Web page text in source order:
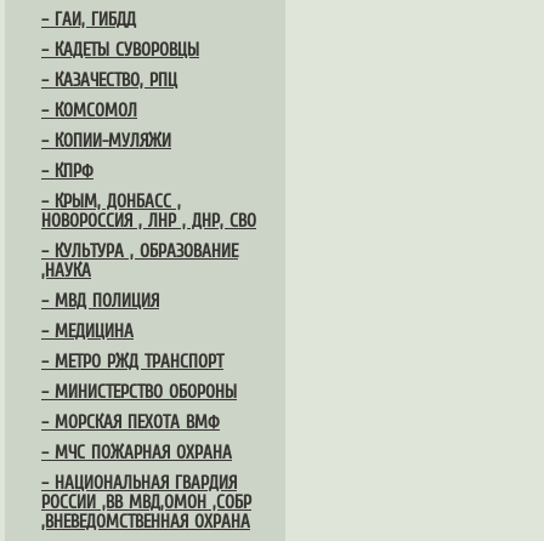
– ГАИ, ГИБДД
– КАДЕТЫ СУВОРОВЦЫ
– КАЗАЧЕСТВО, РПЦ
– КОМСОМОЛ
– КОПИИ-МУЛЯЖИ
– КПРФ
– КРЫМ, ДОНБАСС ,
НОВОРОССИЯ , ЛНР , ДНР, СВО
– КУЛЬТУРА , ОБРАЗОВАНИЕ
,НАУКА
– МВД ПОЛИЦИЯ
– МЕДИЦИНА
– МЕТРО РЖД ТРАНСПОРТ
– МИНИСТЕРСТВО ОБОРОНЫ
– МОРСКАЯ ПЕХОТА ВМФ
– МЧС ПОЖАРНАЯ ОХРАНА
– НАЦИОНАЛЬНАЯ ГВАРДИЯ
РОССИИ ,ВВ МВД,ОМОН ,СОБР
,ВНЕВЕДОМСТВЕННАЯ ОХРАНА